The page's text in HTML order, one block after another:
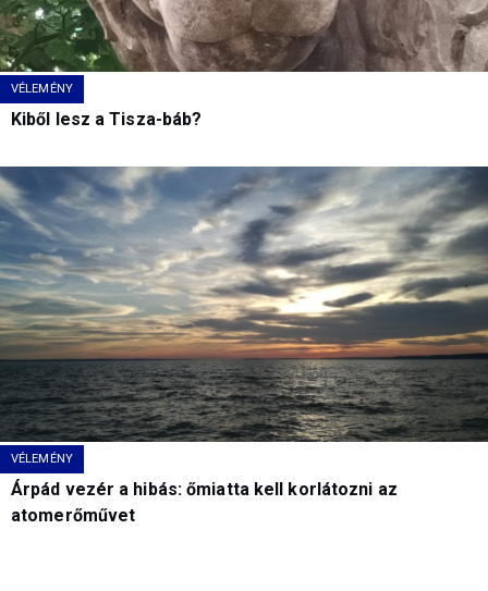
VÉLEMÉNY
Kiből lesz a Tisza-báb?
VÉLEMÉNY
Árpád vezér a hibás: őmiatta kell korlátozni az
atomerőművet